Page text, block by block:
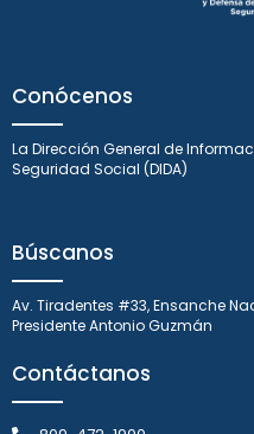
Conócenos
La Dirección General de
Seguridad Social (DIDA)
Búscanos
Av. Tiradentes #33, Ensanche
Presidente Antonio Guzmán
Contáctanos